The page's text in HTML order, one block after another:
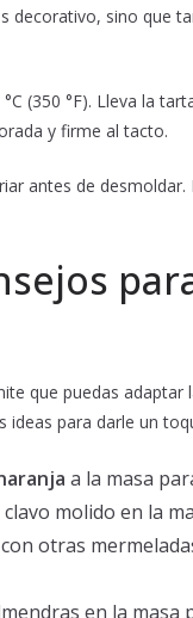
decorativo, sino que
(350 °F). Lleva la
y firme al tacto.
antes de
que puedas
ideas para darle un
a la masa
molido en la
otras
en la